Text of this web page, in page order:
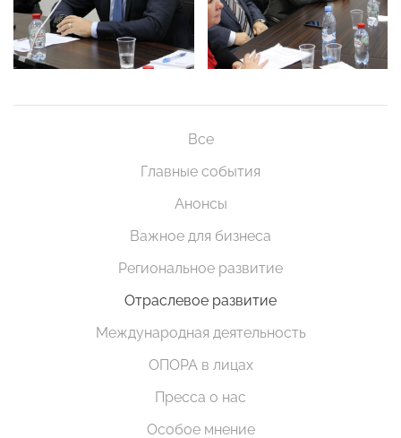
Все
Главные события
Анонсы
Важное для бизнеса
Региональное развитие
Отраслевое развитие
Международная деятельность
ОПОРА в лицах
Пресса о нас
Особое мнение